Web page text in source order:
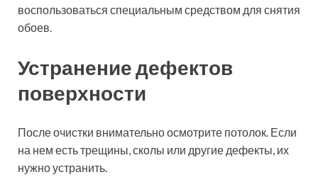
воспользоваться специальным средством для снятия
обоев.
Устранение дефектов
поверхности
После очистки внимательно осмотрите потолок. Если
на нем есть трещины, сколы или другие дефекты, их
нужно устранить.